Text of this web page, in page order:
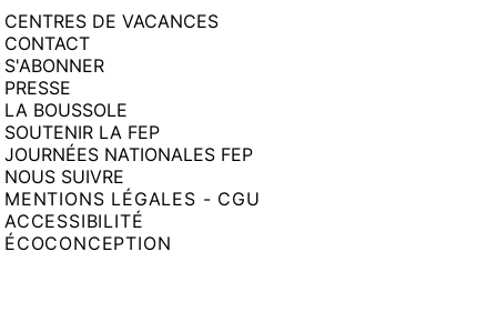
CENTRES DE VACANCES
CONTACT
S'ABONNER
PRESSE
LA BOUSSOLE
SOUTENIR LA FEP
JOURNÉES NATIONALES FEP
NOUS SUIVRE
MENTIONS LÉGALES - CGU
ACCESSIBILITÉ
ÉCOCONCEPTION